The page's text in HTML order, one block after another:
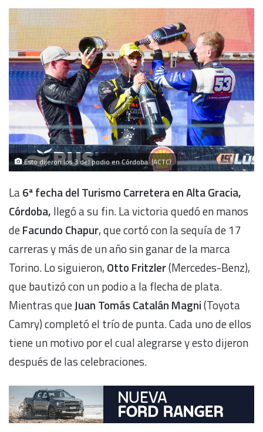
Esto dijeron los 3 del podio en Córdoba. (ACTC)
La6ª fecha del Turismo Carretera en Alta Gracia,
Córdoba, llegó a su fin. La victoria quedó en manos
deFacundo Chapur, que cortó con la sequía de 17
carreras y más de un año sin ganar de la marca
Torino. Lo siguieron, Otto Fritzler(Mercedes-Benz),
que bautizó con un podio a la flecha de plata.
Mientras queJuan Tomás Catalán Magni(Toyota
Camry)completó el trío de punta. Cada uno de ellos
tiene un motivo por el cual alegrarse y esto dijeron
después de las celebraciones.